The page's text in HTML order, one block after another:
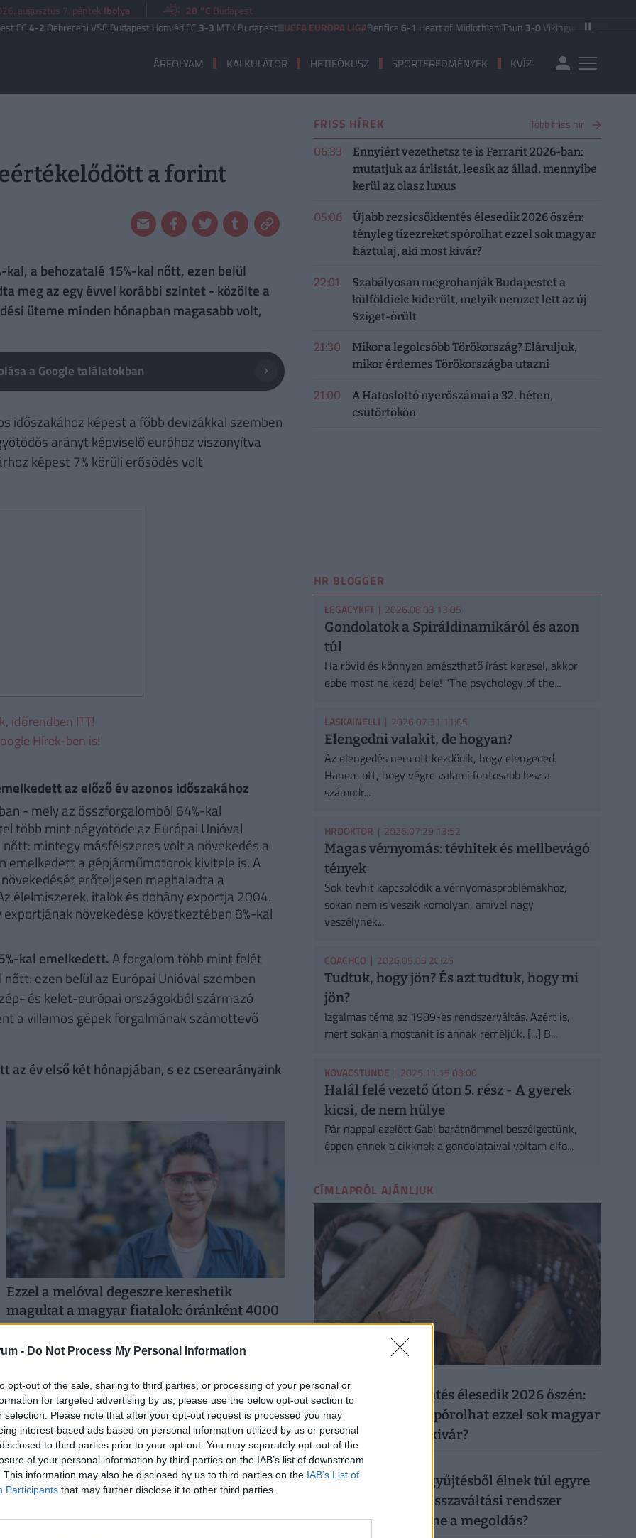
- Do Not Process My Personal Information
opt-out of the sale, sharing to third parties, or processing of your personal or
for targeted advertising by us, please use the below opt-out section to
selection. Please note that after your opt-out request is processed you may
interest-based ads based on personal information utilized by us or personal
to third parties prior to your opt-out. You may separately opt-out of the
of your personal information by third parties on the IAB’s list of downstream
This information may also be disclosed by us to third parties on the IAB’s List of
Participants that may further disclose it to other third parties.
augusztus 7. péntek Ibolya 28 °C Budapest
2Debreceni VSC|Budapest Honvéd FC3-3MTK Budapest UEFA EURÓPA LIGABenfica6-1Heart of Midlothian|Thun3-0Vikingur Reykjavik |PAOK
ÁRFOLYAM KALKULÁTOR HETIFÓKUSZ SPORTEREDMÉNYEK KVÍZ
a forint
a behozatalé 15%-kal nőtt, ezen belül
meg az egy évvel korábbi szintet - közölte a
üteme minden hónapban magasabb volt,
a Google találatokban
időszakához képest a főbb devizákkal szemben
arányt képviselő euróhoz viszonyítva
képest 7% körüli erősödés volt
időrendben ITT!
Hírek-ben is!
az előző év azonos időszakához
- mely az összforgalomból 64%-kal
több mint négyötöde az Európai Unióval
mintegy másfélszeres volt a növekedés a
emelkedett a gépjárműmotorok kivitele is. A
erőteljesen meghaladta a
élelmiszerek, italok és dohány exportja 2004.
növekedése következtében 8%-kal
kal emelkedett.A forgalom több mint felét
ezen belül az Európai Unióval szemben
és kelet-európai országokból származó
a villamos gépek forgalmának számottevő
év első két hónapjában, s ez cserearányaink
Ezzel a melóval degeszre kereshetik
magukat a magyar fiatalok: óránként 4000
forintot is fizetnek
A magyar diákmunkapiac elmúlt másfél évtizede
FRISS HÍREK Több friss hír
06:33
Ennyiért vezethetsz te is Ferrarit 2026-ban:
mutatjuk az árlistát, leesik az állad, mennyibe
kerül az olasz luxus
05:06
Újabb rezsicsökkentés élesedik 2026 őszén:
tényleg tízezreket spórolhat ezzel sok magyar
háztulaj, aki most kivár?
22:01
Szabályosan megrohanják Budapestet a
külföldiek: kiderült, melyik nemzet lett az új
Sziget-őrült
21:30
Mikor a legolcsóbb Törökország? Eláruljuk,
mikor érdemes Törökországba utazni
21:00
A Hatoslottó nyerőszámai a 32. héten,
csütörtökön
HR BLOGGER
LEGACYKFT| 2026.08.03 13:05
Gondolatok a Spiráldinamikáról és azon
túl
Ha rövid és könnyen emészthető írást keresel, akkor
ebbe most ne kezdj bele! "The psychology of the...
LASKAINELLI | 2026.07.31 11:05
Elengedni valakit, de hogyan?
Az elengedés nem ott kezdődik, hogy elengeded.
Hanem ott, hogy végre valami fontosabb lesz a
számodr...
HRDOKTOR | 2026.07.29 13:52
Magas vérnyomás: tévhitek és mellbevágó
tények
Sok tévhit kapcsolódik a vérnyomásproblémákhoz,
sokan nem is veszik komolyan, amivel nagy
veszélynek...
COACHCO | 2026.05.05 20:26
Tudtuk, hogy jön? És azt tudtuk, hogy mi
jön?
Izgalmas téma az 1989-es rendszerváltás. Azért is,
mert sokan a mostanit is annak reméljük. [...] B...
KOVACSTUNDE | 2025.11.15 08:00
Halál felé vezető úton 5. rész - A gyerek
kicsi, de nem hülye
Pár nappal ezelőtt Gabi barátnőmmel beszélgettünk,
éppen ennek a cikknek a gondolataival voltam elfo...
CÍMLAPRÓL AJÁNLJUK
2026. augusztus 7.
Újabb rezsicsökkentés élesedik 2026 őszén:
tényleg tízezreket spórolhat ezzel sok magyar
háztulaj, aki most kivár?
2026. augusztus 6.
50 forintos palackgyűjtésből élnek túl egyre
többen: tényleg a visszaváltási rendszer
megszüntetése lenne a megoldás?